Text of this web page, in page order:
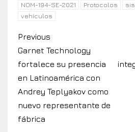
NOM-194-SE-2021
Protocolos
vehículos
Previous
Garnet Technology
fortalece su presencia
en Latinoamérica con
Andrey Teplyakov como
nuevo representante de
fábrica